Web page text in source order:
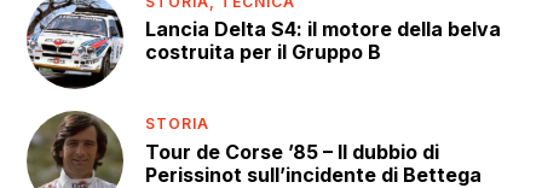
Lancia Delta S4: il motore della belva
costruita per il Gruppo B
STORIA
Tour de Corse ’85 – Il dubbio di
Perissinot sull’incidente di Bettega